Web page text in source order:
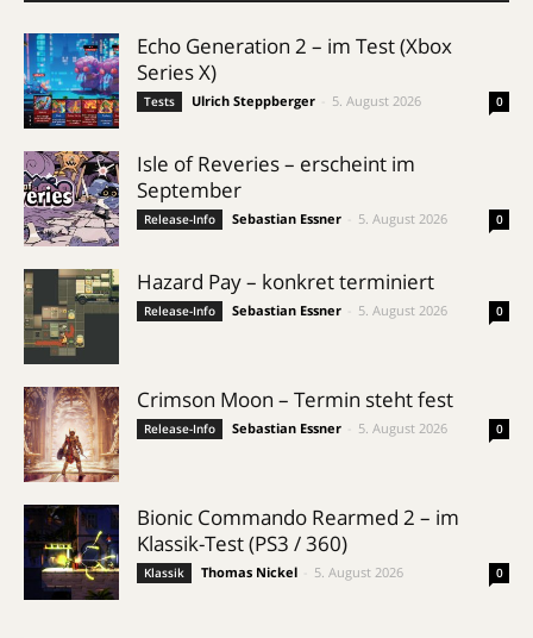
Echo Generation 2 – im Test (Xbox
Series X)
Tests Ulrich Steppberger 5. August 2026 0
Isle of Reveries – erscheint im
September
Release-Info Sebastian Essner 5. August 2026 0
Hazard Pay – konkret terminiert
Release-Info Sebastian Essner 5. August 2026 0
Crimson Moon – Termin steht fest
Release-Info Sebastian Essner 5. August 2026 0
Bionic Commando Rearmed 2 – im
Klassik-Test (PS3 / 360)
Klassik Thomas Nickel 5. August 2026 0